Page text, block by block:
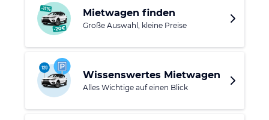
seltene Orchideenarten bewundern können: dort kann man
auch tauchen und schnorcheln.
Medulin ist ein perfektes Urlaubsziel für Sie, wenn Sie im
Urlaub unberührte Natur genießen und immerhin nah am
Geschehen bleiben möchten.
Mietwagen finden
Große Auswahl, kleine Preise
Wissenswertes Mietwagen
Alles Wichtige auf einen Blick